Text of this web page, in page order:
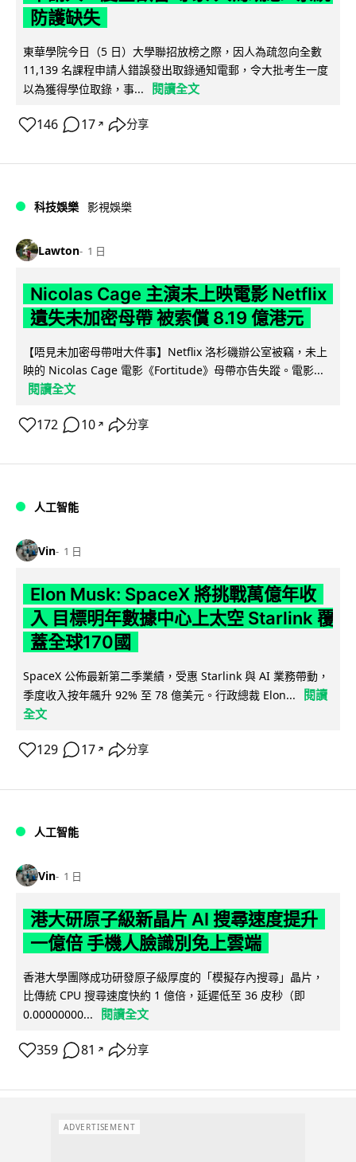
防護缺失
東華學院今日（5 日）大學聯招放榜之際，因人為疏忽向全數
11,139 名課程申請人錯誤發出取錄通知電郵，令大批考生一度
以為獲得學位取錄，事...
閱讀全文
146 17 ↗ 分享
科技娛樂 影視娛樂
Lawton 1 日
Nicolas Cage 主演未上映電影 Netflix
遺失未加密母帶 被索償 8.19 億港元
【唔見未加密母帶咁大件事】Netflix 洛杉磯辦公室被竊，未上
映的 Nicolas Cage 電影《Fortitude》母帶亦告失蹤。電影...
閱讀全文
172 10 ↗ 分享
人工智能
Vin 1 日
Elon Musk: SpaceX 將挑戰萬億年收
入 目標明年數據中心上太空 Starlink 覆
蓋全球170國
SpaceX 公佈最新第二季業績，受惠 Starlink 與 AI 業務帶動，
季度收入按年飆升 92% 至 78 億美元。行政總裁 Elon...
閱讀
全文
129 17 ↗ 分享
人工智能
Vin 1 日
港大研原子級新晶片 AI 搜尋速度提升
一億倍 手機人臉識別免上雲端
香港大學團隊成功研發原子級厚度的「模擬存內搜尋」晶片，
比傳統 CPU 搜尋速度快約 1 億倍，延遲低至 36 皮秒（即
0.00000000...
閱讀全文
359 81 ↗ 分享
ADVERTISEMENT